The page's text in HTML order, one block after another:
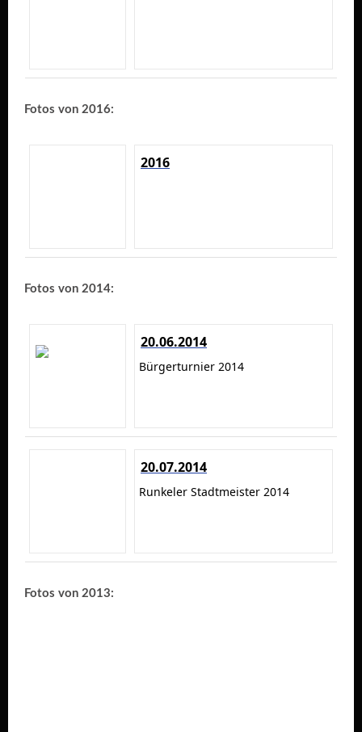
Fotos von 2016:
2016
Fotos von 2014:
20.06.2014
Bürgerturnier 2014
20.07.2014
Runkeler Stadtmeister 2014
Fotos von 2013: